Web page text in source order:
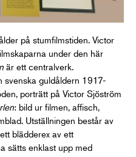
på stumfilmstiden. Victor
under den här
är ett centralverk.
svenska guldåldern 1917-
porträtt på Victor Sjöström
: bild ur filmen, affisch,
Utställningen består av
blädderex av ett
sätts enklast upp med